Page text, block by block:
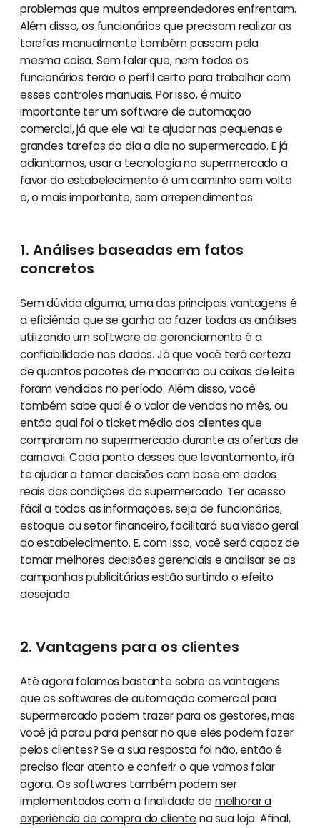
problemas que muitos empreendedores enfrentam.
Além disso, os funcionários que precisam realizar as
tarefas manualmente também passam pela
mesma coisa. Sem falar que, nem todos os
funcionários terão o perfil certo para trabalhar com
esses controles manuais. Por isso, é muito
importante ter um software de automação
comercial, já que ele vai te ajudar nas pequenas e
grandes tarefas do dia a dia no supermercado. E já
adiantamos, usar a tecnologia no supermercado a
favor do estabelecimento é um caminho sem volta
e, o mais importante, sem arrependimentos.
1. Análises baseadas em fatos
concretos
Sem dúvida alguma, uma das principais vantagens é
a eficiência que se ganha ao fazer todas as análises
utilizando um software de gerenciamento é a
confiabilidade nos dados. Já que você terá certeza
de quantos pacotes de macarrão ou caixas de leite
foram vendidos no período. Além disso, você
também sabe qual é o valor de vendas no mês, ou
então qual foi o ticket médio dos clientes que
compraram no supermercado durante as ofertas de
carnaval. Cada ponto desses que levantamento, irá
te ajudar a tomar decisões com base em dados
reais das condições do supermercado. Ter acesso
fácil a todas as informações, seja de funcionários,
estoque ou setor financeiro, facilitará sua visão geral
do estabelecimento. E, com isso, você será capaz de
tomar melhores decisões gerenciais e analisar se as
campanhas publicitárias estão surtindo o efeito
desejado.
2. Vantagens para os clientes
Até agora falamos bastante sobre as vantagens
que os softwares de automação comercial para
supermercado podem trazer para os gestores, mas
você já parou para pensar no que eles podem fazer
pelos clientes? Se a sua resposta foi não, então é
preciso ficar atento e conferir o que vamos falar
agora. Os softwares também podem ser
implementados com a finalidade de melhorar a
experiência de compra do cliente na sua loja. Afinal,